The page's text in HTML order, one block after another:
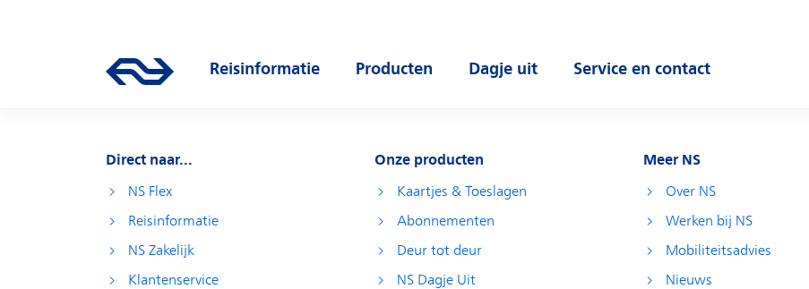
Ga naar de homepage van ns.nl
Reisinformatie
Producten
Dagje uit
Service en contact
Direct naar...
NS Flex
Reisinformatie
NS Zakelijk
Klantenservice
Onze producten
Kaartjes & Toeslagen
Abonnementen
Deur tot deur
NS Dagje Uit
Meer NS
Over NS
Werken bij NS
Mobiliteitsadvies
Nieuws